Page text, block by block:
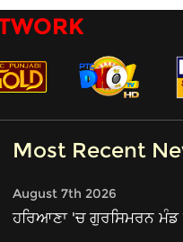
Most Recent
August 7th 2026
ਹਰਿਆਣਾ 'ਚ ਗੁਰਸਿਮਰਨ ਮੰਡ